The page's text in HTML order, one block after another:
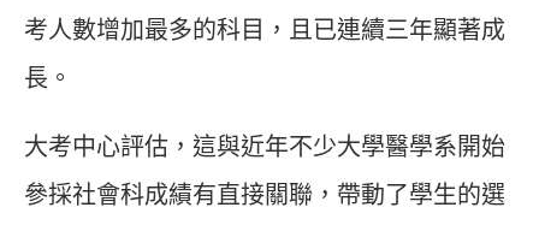
考人數增加最多的科目，且已連續三年顯著成
長。
大考中心評估，這與近年不少大學醫學系開始
參採社會科成績有直接關聯，帶動了學生的選